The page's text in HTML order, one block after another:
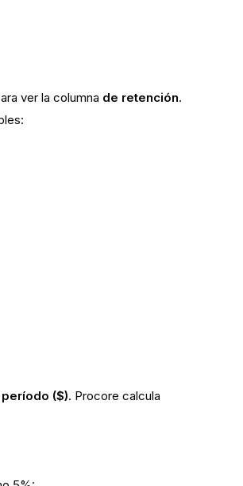
ver la columna de retención.
($). Procore calcula